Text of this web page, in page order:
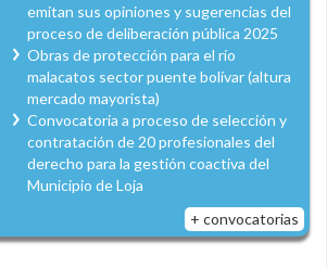
emitan sus opiniones y sugerencias del
proceso de deliberación pública 2025
Obras de protección para el río
malacatos sector puente bolívar (altura
mercado mayorista)
Convocatoria a proceso de selección y
contratación de 20 profesionales del
derecho para la gestión coactiva del
Municipio de Loja
+ convocatorias